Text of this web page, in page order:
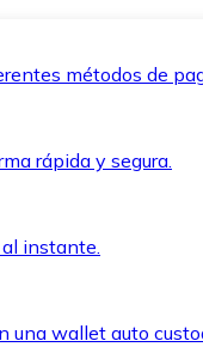
métodos de
rápida y segura.
instante.
una wallet auto